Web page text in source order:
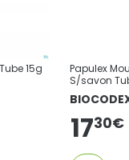
15g
Papulex
S/savon
1730€